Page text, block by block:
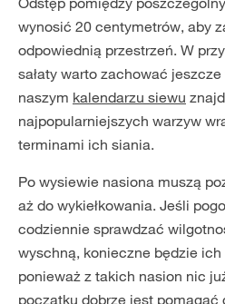
wynosić 20 centymetrów, aby
odpowiednią przestrzeń. W
sałaty warto zachować
naszym kalendarzu siewu
najpopularniejszych warzyw
terminami ich siania.
Po wysiewie nasiona muszą
aż do wykiełkowania. Jeśli
codziennie sprawdzać
wyschną, konieczne będzie
ponieważ z takich nasion nic
początku dobrze jest pomagać